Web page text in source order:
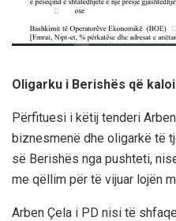
Oligarku i Berishës që
Përfituesi i këtij tenderi
biznesmenë dhe oligarkë të
së Berishës nga pushteti,
me qëllim për të vijuar lojën
Arben Çela i PD nisi të